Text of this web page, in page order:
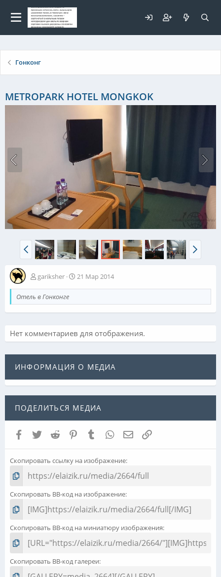
Гонконг
METROPARK HOTEL MONGKOK
gariksher 21 Мар 2014
Отель в Гонконге
Нет комментариев для отображения.
ИНФОРМАЦИЯ О МЕДИА
ПОДЕЛИТЬСЯ МЕДИА
Facebook
TwitterReddit PinterestTumblrWhatsAppЭлектронная почта
Ссылка
Скопировать ссылку на изображение
Скопировать BB-код на изображение
Скопировать BB-код на миниатюру изображения
Скопировать BB-код галереи
Для любых предложений по
сайту: elaizik@cp9.ru